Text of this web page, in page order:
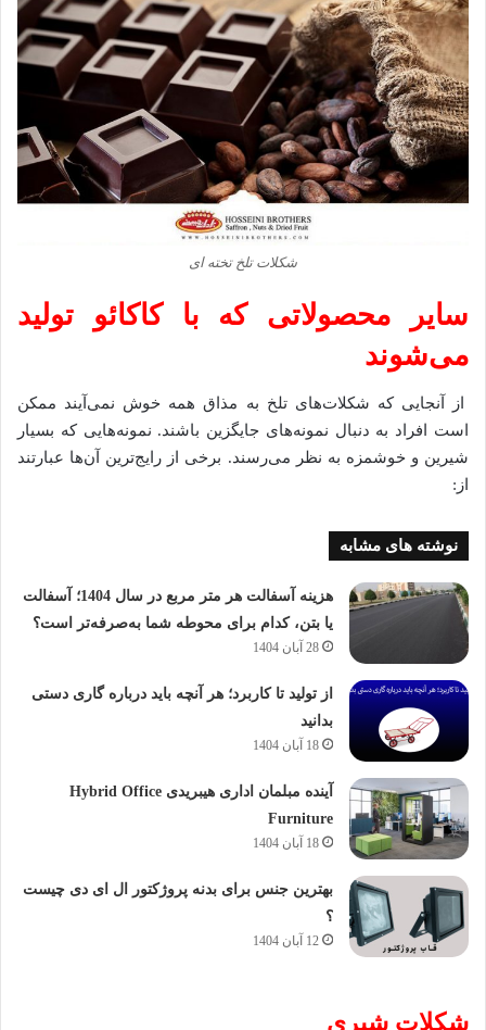
شکلات تلخ تخته ای
سایر محصولاتی که با کاکائو تولید
می‌شوند
از آنجایی که شکلات‌های تلخ به مذاق همه خوش نمی‌آیند ممکن
است افراد به دنبال نمونه‌های جایگزین باشند. نمونه‌هایی که بسیار
شیرین و خوشمزه به نظر می‌رسند. برخی از رایج‌ترین آن‌ها عبارتند
از:
نوشته های مشابه
هزینه آسفالت هر متر مربع در سال 1404؛ آسفالت
یا بتن، کدام برای محوطه شما به‌صرفه‌تر است؟
28 آبان 1404
از تولید تا کاربرد؛ هر آنچه باید درباره گاری دستی
بدانید
18 آبان 1404
آینده مبلمان اداری هیبریدی Hybrid Office
Furniture
18 آبان 1404
بهترین جنس برای بدنه پروژکتور ال ای دی چیست
؟
12 آبان 1404
شکلات شیری